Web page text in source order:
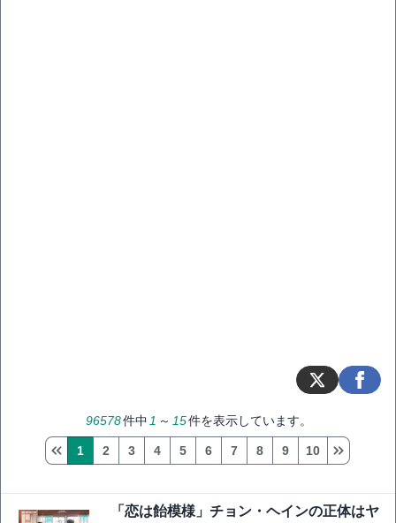
96578件中 1 ～ 15件を表示しています。
1 2 3 4 5 6 7 8 9 10
「恋は飴模様」チョン・ヘインの正体はヤ